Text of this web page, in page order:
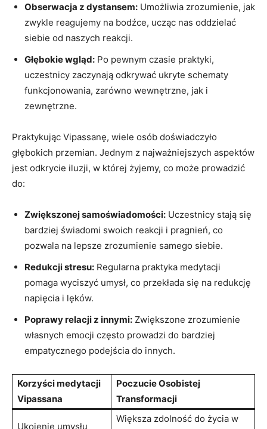
Obserwacja z dystansem: Umożliwia​ zrozumienie, jak
zwykle reagujemy na bodźce, ucząc nas oddzielać
siebie od ​naszych reakcji.
Głębokie wgląd: Po​ pewnym czasie praktyki,
⁢uczestnicy zaczynają⁤ odkrywać ​ukryte schematy​
funkcjonowania, zarówno wewnętrzne,⁣ jak i
zewnętrzne.
Praktykując​ Vipassanę, wiele osób doświadczyło ​
głębokich przemian. Jednym z najważniejszych‍ aspektów
jest odkrycie iluzji, w której​ żyjemy, ⁢co​ może prowadzić
do:
Zwiększonej samoświadomości: Uczestnicy ‌stają‌ się
bardziej świadomi swoich reakcji‌ i⁤ pragnień, co
pozwala na⁢ lepsze zrozumienie samego siebie.
Redukcji stresu: Regularna praktyka medytacji
pomaga wyciszyć umysł, co przekłada się na redukcję
napięcia i lęków.
Poprawy relacji z ‍innymi: Zwiększone ⁤zrozumienie
własnych emocji ⁣często prowadzi‌ do bardziej
‌empatycznego podejścia do innych.
Korzyści medytacji
Vipassana
Poczucie Osobistej
Transformacji
Ukojenie umysłu
Większa zdolność do życia w